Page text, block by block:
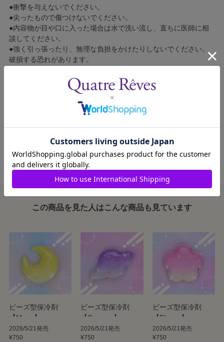
●衝撃を与えないでください。
●尖ったもので傷つけないでください。
●内容物が目や口に入った場合は水で洗い流し、直ちに医師に相
談してください。
●強く引っ張ったり、無理な負担をかけたりしないでください。
破損する恐れがあります。
●長時間日光に当てると変形・変色する恐れがあります。また、
高温になるところや火のそばにも置かないでください。
●乳幼児の手の届かない場所で使用・保管してください。
●ご使用による破損・損傷および消耗による修理・交換はいたし
この商品を見た人はこんな商品も見ています
ビーズ型保冷剤
【Moon】
2026/5/21発売
¥750
ビーズ型保冷剤
【Cosmos】
2026/5/21発売
¥750
ビーズ型保冷剤
【Flower】
2026/5/21発売
¥750